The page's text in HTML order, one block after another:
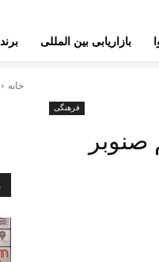
بازاریابی بین المللی
خانه
فرهنگی